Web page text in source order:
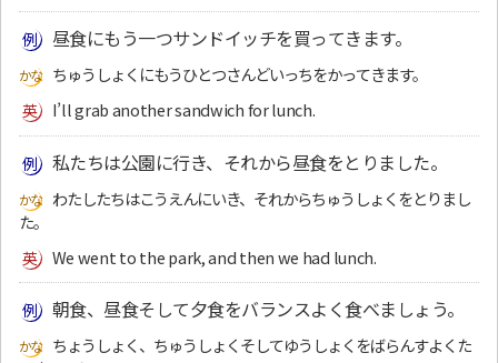
昼食にもう一つサンドイッチを買ってきます。
ちゅうしょくにもうひとつさんどいっちをかってきます。
I’ll grab another sandwich for lunch.
私たちは公園に行き、それから昼食をとりました。
わたしたちはこうえんにいき、それからちゅうしょくをとりまし
た。
We went to the park, and then we had lunch.
朝食、昼食そして夕食をバランスよく食べましょう。
ちょうしょく、ちゅうしょくそしてゆうしょくをばらんすよくた